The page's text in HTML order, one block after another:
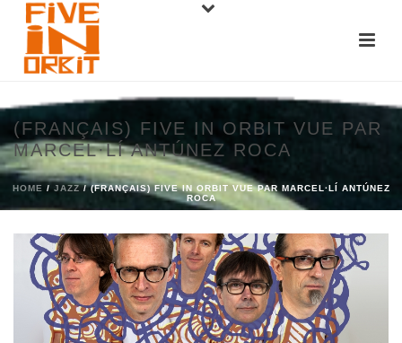
(FRANÇAIS) FIVE IN ORBIT VUE PAR
MARCEL·LÍ ANTÚNEZ ROCA
HOME / JAZZ/ (FRANÇAIS) FIVE IN ORBIT VUE PAR MARCEL·LÍ ANTÚNEZ
ROCA